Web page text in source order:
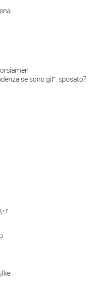
se sono giГ sposato?